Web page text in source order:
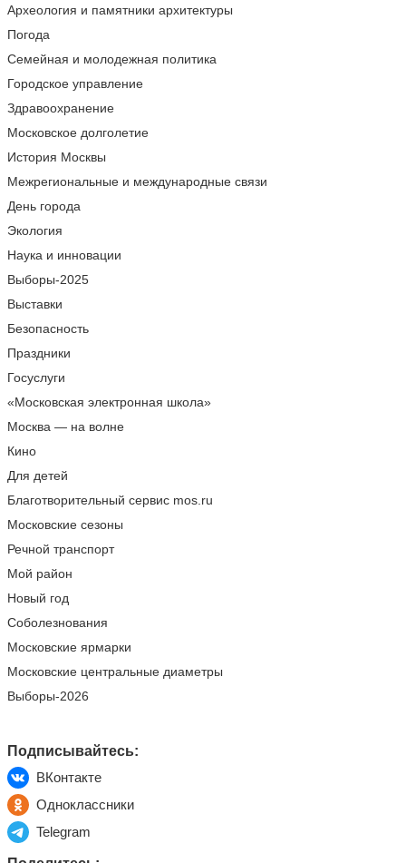
Археология и памятники архитектуры
Погода
Семейная и молодежная политика
Городское управление
Здравоохранение
Московское долголетие
История Москвы
Межрегиональные и международные связи
День города
Экология
Наука и инновации
Выборы-2025
Выставки
Безопасность
Праздники
Госуслуги
«Московская электронная школа»
Москва — на волне
Кино
Для детей
Благотворительный сервис mos.ru
Московские сезоны
Речной транспорт
Мой район
Новый год
Соболезнования
Московские ярмарки
Московские центральные диаметры
Выборы-2026
Подписывайтесь:
ВКонтакте
Одноклассники
Telegram